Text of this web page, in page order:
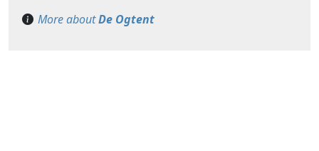
More aboutDe Ogtent